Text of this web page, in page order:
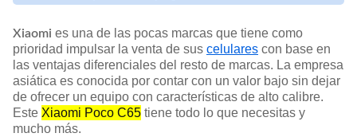
Xiaomi es una de las pocas marcas que tiene como
prioridad impulsar la venta de sus celulares con base en
las ventajas diferenciales del resto de marcas. La empresa
asiática es conocida por contar con un valor bajo sin dejar
de ofrecer un equipo con características de alto calibre.
Este Xiaomi Poco C65 tiene todo lo que necesitas y
mucho más.